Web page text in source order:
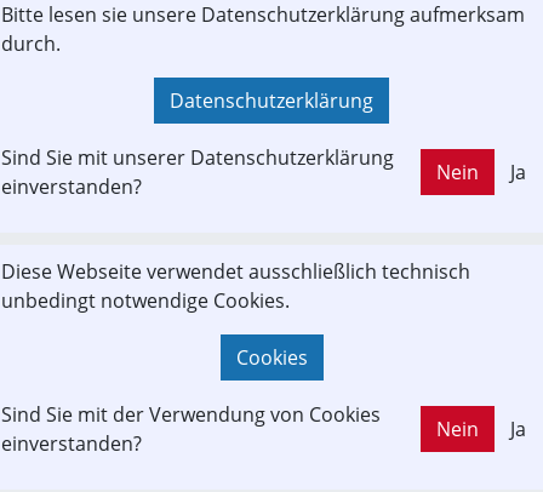
Informationsverbund:
Die Rote Elektrische Lebensraum Mattigtal
Bitte lesen sie unsere Datenschutzerklärung aufmerksam
durch.
Datenschutzerklärung
Sind Sie mit unserer Datenschutzerklärung
einverstanden?
Nein Ja
Diese Webseite verwendet ausschließlich technisch
unbedingt notwendige Cookies.
Cookies
Sind Sie mit der Verwendung von Cookies
einverstanden?
Nein Ja